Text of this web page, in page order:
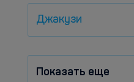
Джакузи
Показать еще